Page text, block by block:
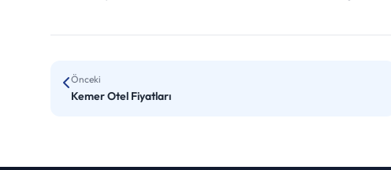
Önceki
Kemer Otel Fiyatları